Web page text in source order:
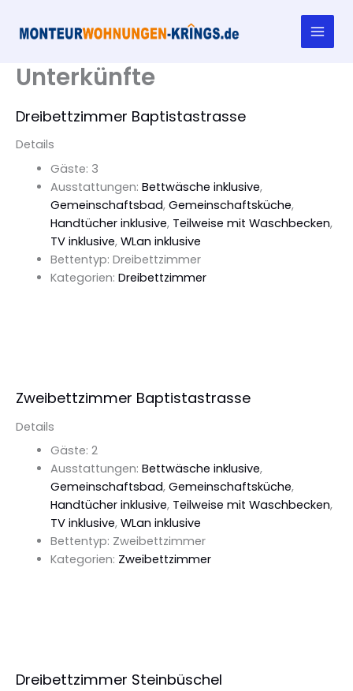
Inhalt
springen
Unterkünfte
Dreibettzimmer Baptistastrasse
Details
Gäste: 3
Ausstattungen: Bettwäsche inklusive,
Gemeinschaftsbad, Gemeinschaftsküche,
Handtücher inklusive, Teilweise mit Waschbecken,
TV inklusive, WLan inklusive
Bettentyp: Dreibettzimmer
Kategorien: Dreibettzimmer
Zweibettzimmer Baptistastrasse
Details
Gäste: 2
Ausstattungen: Bettwäsche inklusive,
Gemeinschaftsbad, Gemeinschaftsküche,
Handtücher inklusive, Teilweise mit Waschbecken,
TV inklusive, WLan inklusive
Bettentyp: Zweibettzimmer
Kategorien: Zweibettzimmer
Dreibettzimmer Steinbüschel